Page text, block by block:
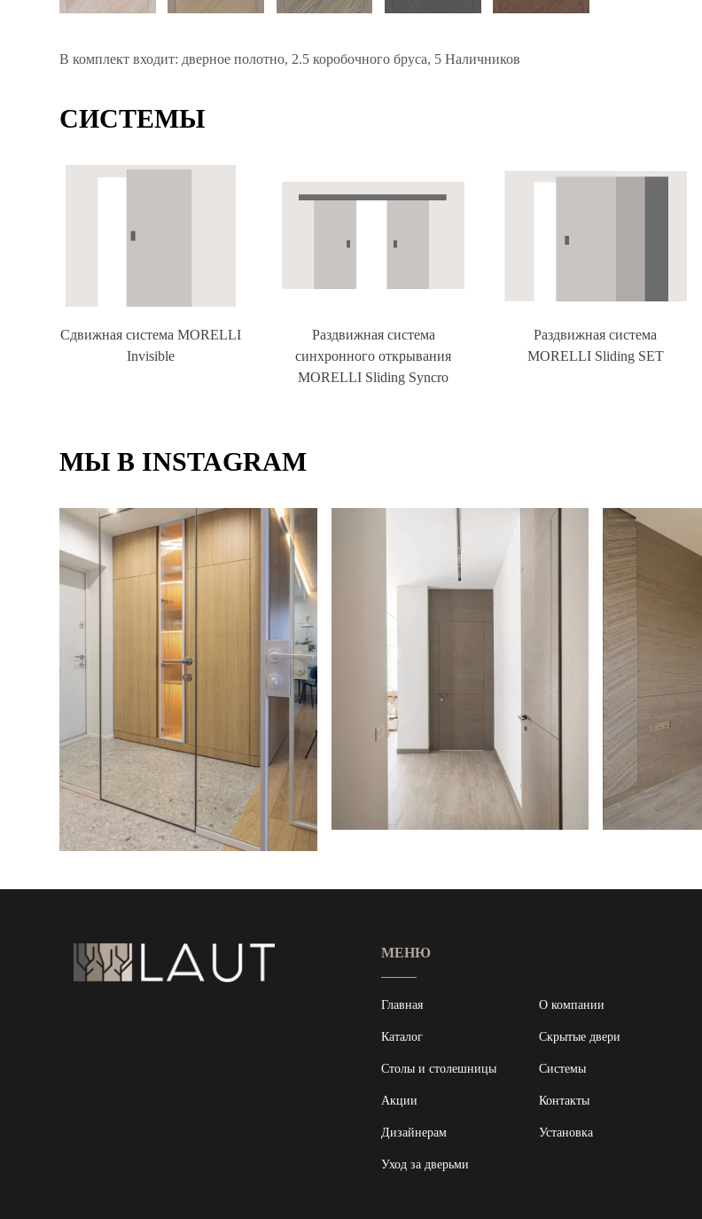
ДИЗАЙНЕРАМ
УХОД ЗА
ДВЕРЬМИ
В комплект входит: дверное полотно, 2.5 коробочного бруса, 5 Наличников
СИСТЕМЫ
Сдвижная система MORELLI
Invisible
Раздвижная система
синхронного открывания
MORELLI Sliding Syncro
Раздвижная система
MORELLI Sliding SET
МЫ В INSTAGRAM
МЕНЮ
Главная О компании
Каталог Скрытые двери
Столы и столешницы Системы
Акции Контакты
Дизайнерам Установка
Уход за дверьми